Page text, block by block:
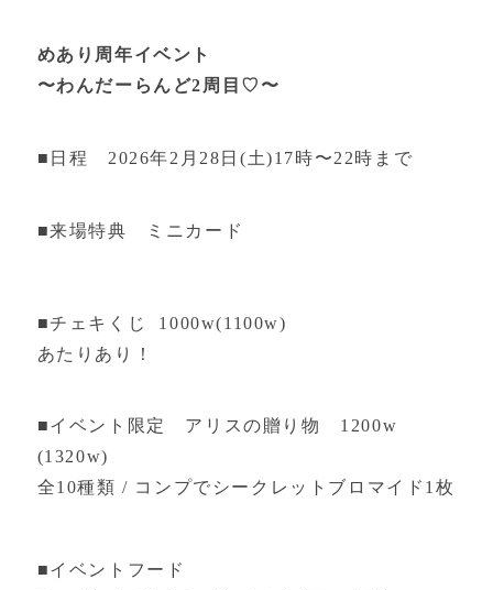
めあり周年イベント
〜わんだーらんど2周目♡〜
■日程 2026年2月28日(土)17時〜22時まで
■来場特典 ミニカード
■チェキくじ 1000w(1100w)
あたりあり！
■イベント限定 アリスの贈り物 1200w
(1320w)
全10種類 / コンプでシークレットブロマイド1枚
■イベントフード